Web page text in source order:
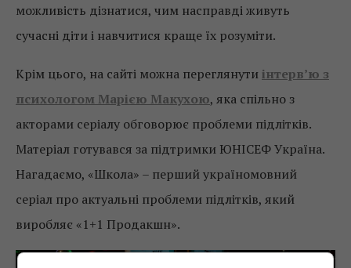
можливість дізнатися, чим насправді живуть
сучасні діти і навчитися краще їх розуміти.
Крім цього, на сайті можна переглянутиінтерв’ю з
психологом Марією Макухою, яка спільно з
акторами серіалу обговорює проблеми підлітків.
Матеріал готувався за підтримки ЮНІСЕФ Україна.
Нагадаємо, «Школа» – перший україномовний
серіал про актуальні проблеми підлітків, який
виробляє «1+1 Продакшн».